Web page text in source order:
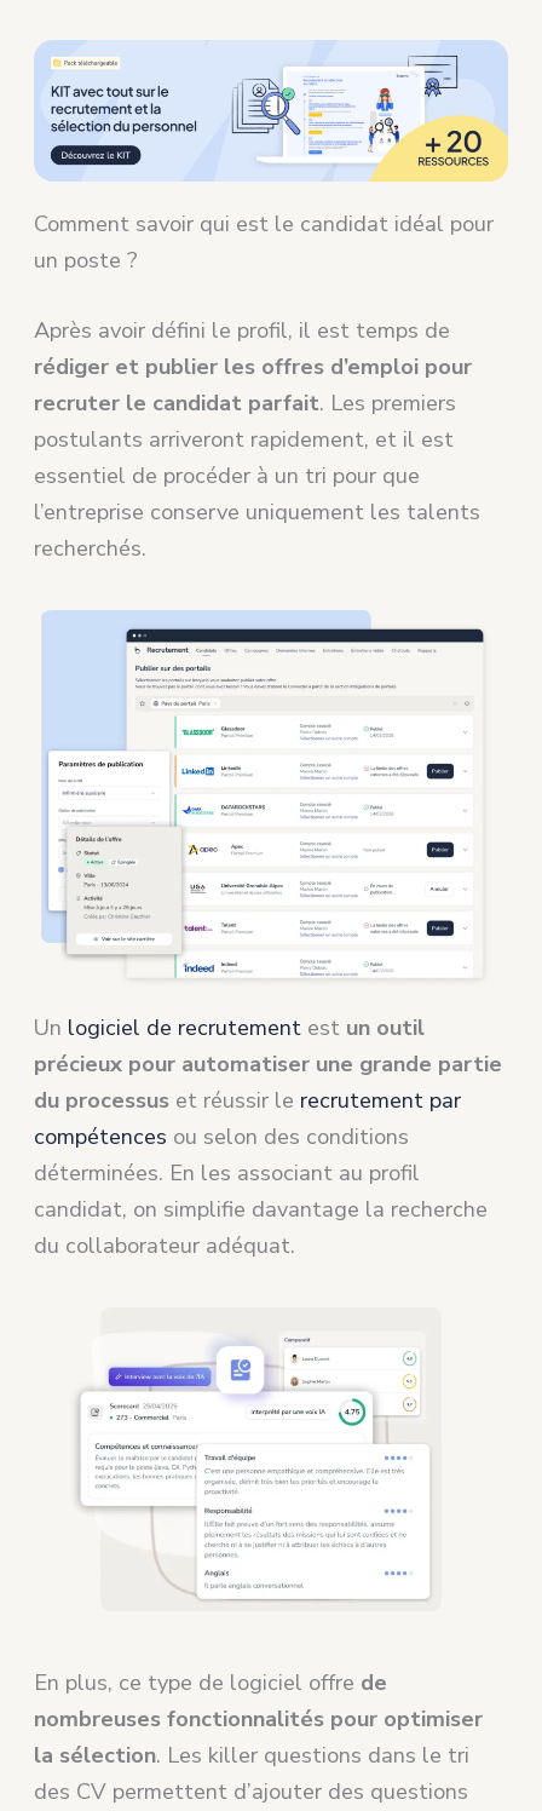
Comment savoir qui est le candidat idéal pour
un poste ?
Après avoir défini le profil, il est temps de
rédiger et publier les offres d’emploi pour
recruter le candidat parfait. Les premiers
postulants arriveront rapidement, et il est
essentiel de procéder à un tri pour que
l’entreprise conserve uniquement les talents
recherchés.
Un logiciel de recrutement est un outil
précieux pour automatiser une grande partie
du processus et réussir le recrutement par
compétences ou selon des conditions
déterminées. En les associant au profil
candidat, on simplifie davantage la recherche
du collaborateur adéquat.
En plus, ce type de logiciel offre de
nombreuses fonctionnalités pour optimiser
la sélection. Les killer questions dans le tri
des CV permettent d’ajouter des questions